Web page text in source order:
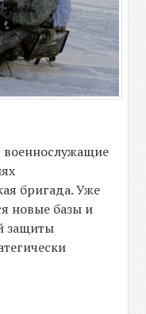
военнослужащие
бригада. Уже
новые базы и
защиты